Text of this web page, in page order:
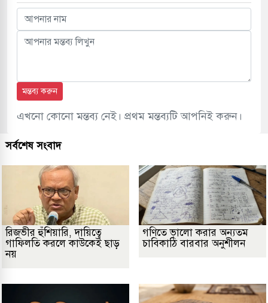
মন্তব্য করুন
এখনো কোনো মন্তব্য নেই। প্রথম মন্তব্যটি আপনিই করুন।
সর্বশেষ সংবাদ
রিজভীর হুঁশিয়ারি, দায়িত্বে
গাফিলতি করলে কাউকেই ছাড়
নয়
গণিতে ভালো করার অন্যতম
চাবিকাঠি বারবার অনুশীলন